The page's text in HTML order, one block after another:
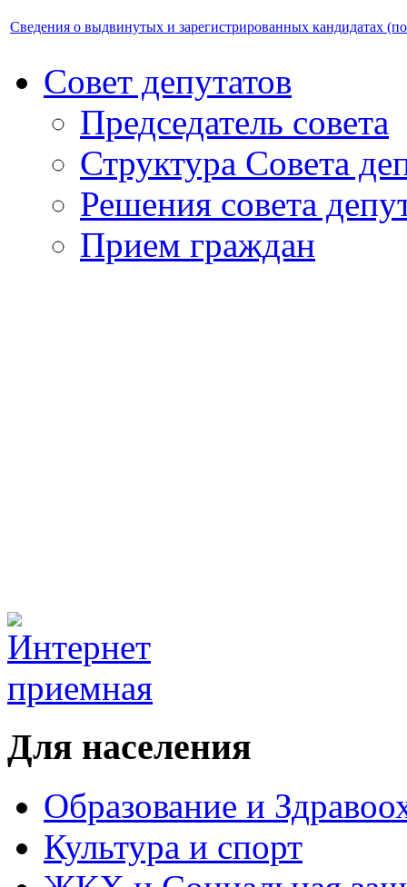
Сведения о выдвинутых и зарегистрированных кандидатах
Совет депутатов
Председатель совета
Структура Совета
Решения совета
Прием граждан
Для населения
Образование и
Культура и спорт